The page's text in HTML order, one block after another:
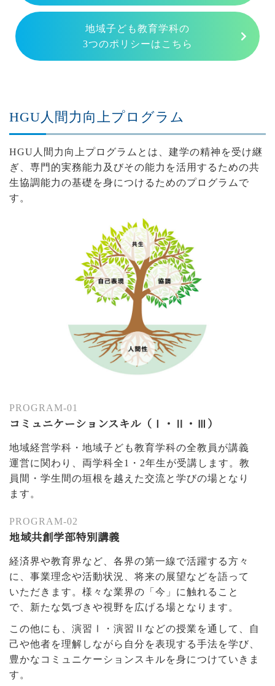
地域子ども教育学科の
3つのポリシーはこちら
HGU人間力向上プログラム
HGU人間力向上プログラムとは、建学の精神を受け継
ぎ、専門的実務能力及びその能力を活用するための共
生協調能力の基礎を身につけるためのプログラムで
す。
PROGRAM-01
コミュニケーションスキル（Ⅰ・Ⅱ・Ⅲ）
地域経営学科・地域子ども教育学科の全教員が講義
運営に関わり、両学科全1・2年生が受講します。教
員間・学生間の垣根を越えた交流と学びの場となり
ます。
PROGRAM-02
地域共創学部特別講義
経済界や教育界など、各界の第一線で活躍する方々
に、事業理念や活動状況、将来の展望などを語って
いただきます。様々な業界の「今」に触れること
で、新たな気づきや視野を広げる場となります。
この他にも、演習Ⅰ・演習Ⅱなどの授業を通して、自
己や他者を理解しながら自分を表現する手法を学び、
豊かなコミュニケーションスキルを身につけていきま
す。